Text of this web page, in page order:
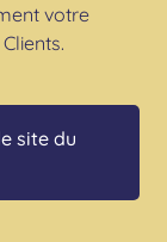
votre
site du